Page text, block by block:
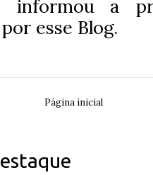
informou a
esse Blog.
Página inicial